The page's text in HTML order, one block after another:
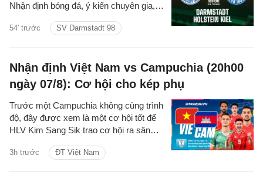
54' trước SV Darmstadt 98
Nhận định bóng đá, ý kiến chuyên gia,
đấu chi tiết.
Nhận định Việt Nam vs Campuchia (20h00
ngày 07/8): Cơ hội cho kép phụ
3h trước ĐT Việt Nam
Trước một Campuchia không cùng trình
độ, đây được xem là một cơ hội tốt để
HLV Kim Sang Sik trao cơ hội ra sân
nghiệm thêm các phương án nhân sự